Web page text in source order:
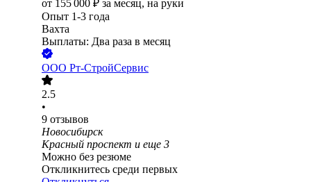
от 155 000 ₽ за месяц, на руки
Опыт 1-3 года
Вахта
Выплаты: Два раза в месяц
ООО Рт-СтройСервис
2.5
•
9 отзывов
Новосибирск
Красный проспект и еще 3
Можно без резюме
Откликнитесь среди первых